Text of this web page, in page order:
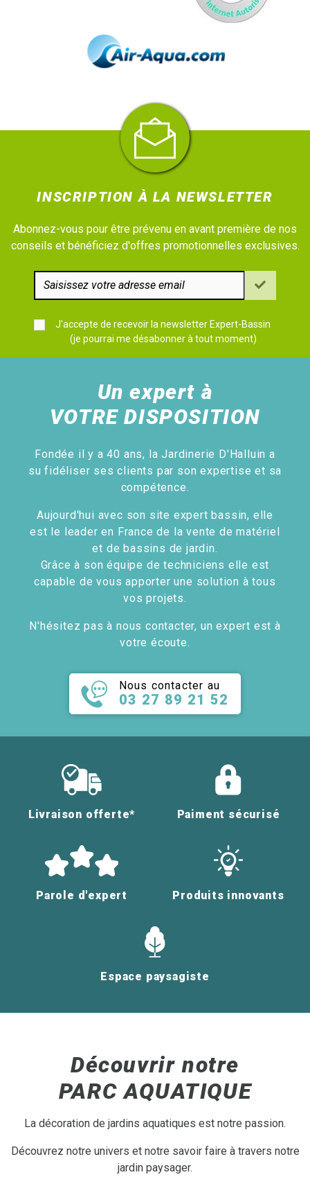
aquatique de haute
faible ou à forte capacité, vous ne manquerez pas de trouver
Filtre de bassinque vous souhaitez grâce à Expert-
Bassin ! Si vous hésitez dans le choix de votre filtre de
l'année afin de vous permettre d'avoir le plus beau bassin
d'extérieur, sans vous ruiner ! Découvrez comment
Besoin d'un conseil ? N'hésitez pas à
INSCRIPTION À LA NEWSLETTER
Abonnez-vous pour être prévenu en avant première de nos
conseils et bénéficiez d'offres promotionnelles exclusives.
J'accepte de recevoir la newsletter Expert-Bassin
(je pourrai me désabonner à tout moment)
Un expert à
VOTRE DISPOSITION
Fondée il y a 40 ans, la Jardinerie D'Halluin a
su fidéliser ses clients par son expertise et sa
compétence.
Aujourd'hui avec son site expert bassin, elle
est le leader en France de la vente de matériel
et de bassins de jardin.
Grâce à son équipe de techniciens elle est
capable de vous apporter une solution à tous
vos projets.
N'hésitez pas à nous contacter, un expert est à
votre écoute.
Nous contacter au
03 27 89 21 52
Livraison offerte* Paiment sécurisé
Parole d'expert Produits innovants
Espace paysagiste
Découvrir notre
PARC AQUATIQUE
La décoration de jardins aquatiques est notre passion.
Découvrez notre univers et notre savoir faire à travers notre
jardin paysager.